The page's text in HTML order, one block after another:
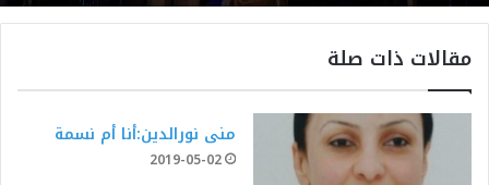
مقالات ذات صلة
منى نورالدين:أنا أم نسمة
2019-05-02